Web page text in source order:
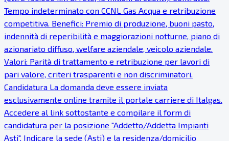
Tempo indeterminato con CCNL Gas Acqua e retribuzione
competitiva. Benefici: Premio di produzione, buoni pasto,
indennità di reperibilità e maggiorazioni notturne, piano di
azionariato diffuso, welfare aziendale, veicolo aziendale.
Valori: Parità di trattamento e retribuzione per lavori di
pari valore, criteri trasparenti e non discriminatori.
Candidatura La domanda deve essere inviata
esclusivamente online tramite il portale carriere di Italgas.
Accedere al link sottostante e compilare il form di
candidatura per la posizione "Addetto/Addetta Impianti
Asti". Indicare la sede (Asti) e la residenza/domicilio